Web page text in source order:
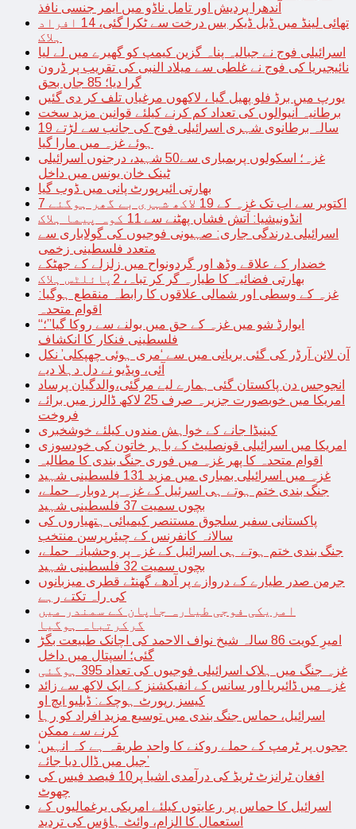
آندھرا پردیش اور تامل ناڈو میں ایمر جنسی نافذ
تھائی لینڈ میں ڈبل ڈیکر بس درخت سے ٹکرا گئی، 14 افراد
ہلاک
اسرائیلی فوج نے جبالیہ پناہ گزین کیمپ کو گھیرے میں لے لیا
نائیجیریا کی فوج نے غلطی سے میلاد النبی کی تقریب پر ڈرون
گرا دیا؛ 85 جاں بحق
یورپ میں برڈ فلو پھیل گیا ، لاکھوں مرغیاں تلف کر دی گئیں
برطانیہ آنیوالوں کی تعداد کم کرنے کیلئے قوانین مزید سخت
19 سالہ برطانوی شہری اسرائیلی فوج کی جانب سے لڑتے
ہوئے غزہ میں مارا گیا
غزہ؛ اسکولوں پربمباری سے50 شہید، درجنوں اسرائیلی
ٹینک خان یونس میں داخل
بھارتی ائیرپورٹ پانی میں ڈوب گیا
7 اکتوبر سے اب تک غزہ کے 19 لاکھ شہری بے گھر ہوگئے
انڈونیشیا: آتش فشاں پھٹنے سے 11 کوہ پیما ہلاک
اسرائیلی درندگی جاری: صہیونی فوجیوں کی گولاباری سے
متعدد فلسطینی زخمی
خضدار کے علاقے وڈھ اور گردونواح میں زلزلے کے جھٹکے
بھارتی فضائیہ کا طیارہ گر کر تباہ، 2پائلٹس ہلاک
غزہ کے وسطی اور شمالی علاقوں کا رابطہ منقطع ہوگیا:
اقوام متحدہ
“ایوارڈ شو میں غزہ کے حق میں بولنے سے روکا گیا”؛
فلسطینی فنکار کا انکشاف
آن لائن آرڈر کی گئی بریانی میں سے ‘مری ہوئی چھپکلی’ نکل
آئی، ویڈیو نے دل دہلا دیے
انجوجس دن پاکستان گئی ہمارے لیے مرگئی،والدگیان پرساد
امریکا میں خوبصورت جزیرہ صرف 25 لاکھ ڈالرز میں برائے
فروخت
کینیڈا جانے کے خواہش مندوں کیلئے خوشخبری
امریکا میں اسرائیلی قونصلیٹ کے باہر خاتون کی خودسوزی
اقوام متحدہ کا پھر غزہ میں فوری جنگ بندی کا مطالبہ
غزہ میں اسرائیلی بمباری میں مزید 131 فلسطینی شہید
جنگ بندی ختم ہوتے ہی اسرئیل کے غزہ پر دوبارہ حملے،
بچوں سمیت 37 فلسطینی شہید
پاکستانی سفیر سلجوق مستنصر کیمیائی ہتھیاروں کی
سالانہ کانفرنس کے چیئرپرسن منتخب
جنگ بندی ختم ہوتے ہی اسرائیل کے غزہ پر وحشیانہ حملے،
بچوں سمیت 32 فلسطینی شہید
جرمن صدر طیارے کے دروازے پر آدھے گھنٹے قطری میزبانوں
کی راہ تکتے رہے
امریکی فوجی طیارہ جاپان کے سمندر میں
گرکرتباہ ہوگیا
امیرِ کویت 86 سالہ شیخ نواف الاحمد کی اچانک طبیعت بگڑ
گئی؛ اسپتال میں داخل
غزہ جنگ میں ہلاک اسرائیلی فوجیوں کی تعداد 395 ہوگئی
غزہ میں ڈائیریا اور سانس کے انفیکشنز کے ایک لاکھ سے زائد
کیسز رپورٹ ہوچکے: ڈبلیو ایچ او
اسرائیل، حماس جنگ بندی میں توسیع مزید افراد کو رہا
کرنے سے ممکن
‘ججوں پر ٹرمپ کے حملے روکنے کا واحد طریقہ ہے کہ انہیں
جیل میں ڈال دیا جائے’
افغان ٹرانزٹ ٹریڈ کی درآمدی اشیا پر10 فیصد فیس کی
چھوٹ
اسرائیل کا حماس پر رعایتوں کیلئے امریکی یرغمالیوں کے
استعمال کا الزام، وائٹ ہاؤس کی تردید